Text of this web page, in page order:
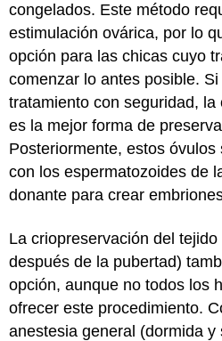
congelados. Este método
estimulación ovárica, por lo
opción para las chicas cuyo
comenzar lo antes posible.
tratamiento con seguridad,
es la mejor forma de
Posteriormente, estos
con los espermatozoides de
donante para crear
La criopreservación del
después de la pubertad)
opción, aunque no todos los
ofrecer este procedimiento.
anestesia general (dormida